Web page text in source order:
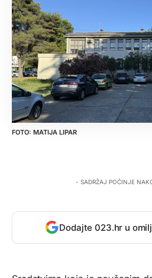
MATIJA LIPAR
- SADRŽAJ POČINJE
Dodajte 023.hr u